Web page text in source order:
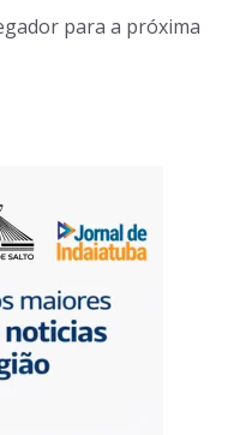
para a próxima